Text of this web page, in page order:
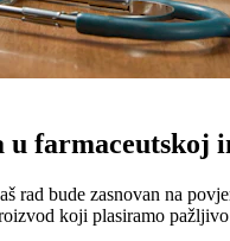
u farmaceutskoj
rad bude zasnovan na
koji plasiramo